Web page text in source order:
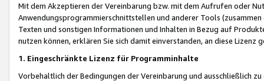
Mit dem Akzeptieren der Vereinbarung bzw. mit dem Aufrufen oder
Anwendungsprogrammierschnittstellen und anderer Tools (zusammen
Texten und sonstigen Informationen und Inhalten in Bezug auf
nutzen können, erklären Sie sich damit einverstanden, an diese Lizenz
1. Eingeschränkte Lizenz für Programminhalte
Vorbehaltlich der Bedingungen der Vereinbarung und ausschließlich